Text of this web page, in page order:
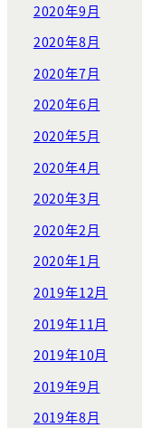
2020年9月
2020年8月
2020年7月
2020年6月
2020年5月
2020年4月
2020年3月
2020年2月
2020年1月
2019年12月
2019年11月
2019年10月
2019年9月
2019年8月